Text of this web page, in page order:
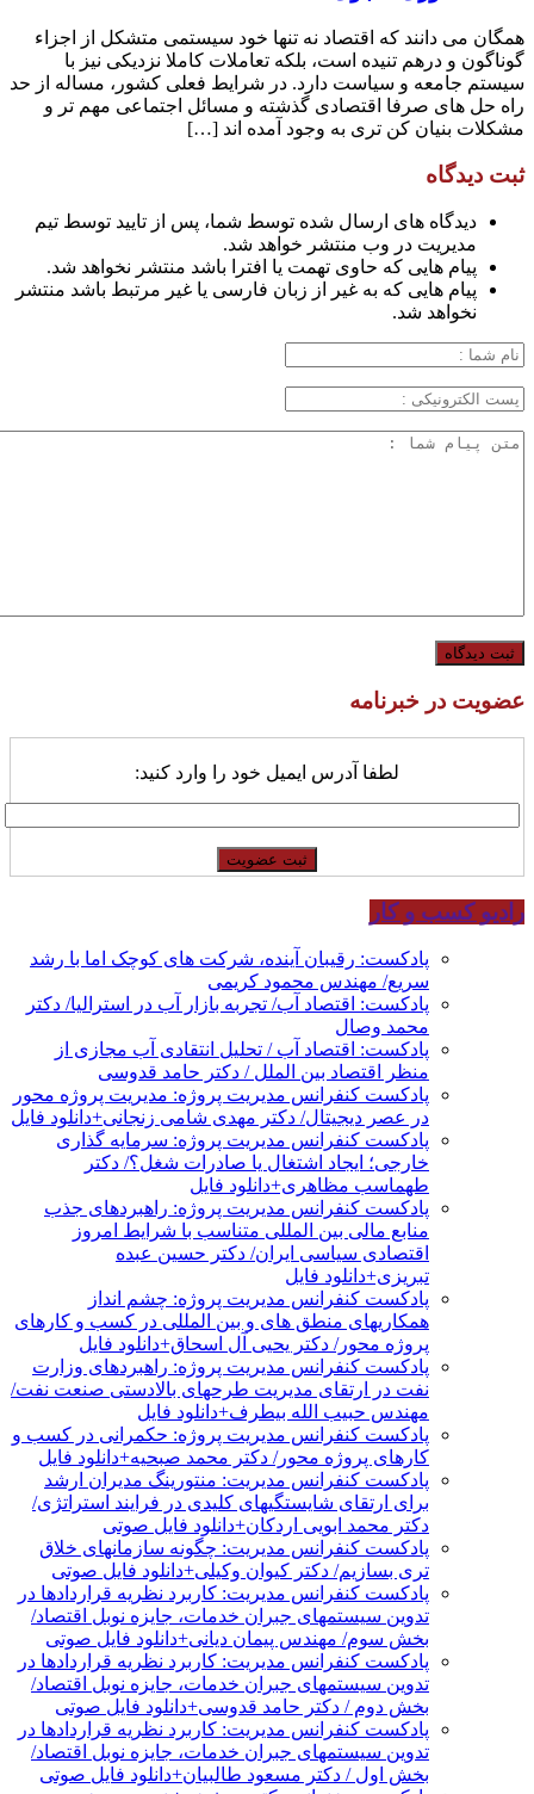
همگان می دانند که اقتصاد نه تنها خود سیستمی متشکل از اجزاء
گوناگون و درهم تنیده است، بلکه تعاملات کاملا نزدیکی نیز با
سیستم جامعه و سیاست دارد. در شرایط فعلی کشور، مساله از حد
راه حل های صرفا اقتصادی گذشته و مسائل اجتماعی مهم تر و
مشکلات بنیان کن تری به وجود آمده اند […]
ثبت دیدگاه
دیدگاه های ارسال شده توسط شما، پس از تایید توسط تیم
مدیریت در وب منتشر خواهد شد.
پیام هایی که حاوی تهمت یا افترا باشد منتشر نخواهد شد.
پیام هایی که به غیر از زبان فارسی یا غیر مرتبط باشد منتشر
نخواهد شد.
عضویت در خبرنامه
لطفا آدرس ایمیل خود را وارد کنید:
رادیو کسب و کار
پادکست: رقیبان آینده، شرکت های کوچک اما با رشد
سریع/ مهندس محمود کریمی
پادکست: اقتصاد آب/ تجربه بازار آب در استرالیا/ دکتر
محمد وصال
پادکست: اقتصاد آب / تحلیل انتقادی آب مجازی از
منظر اقتصاد بین الملل / دکتر حامد قدوسی
پادکست کنفرانس مدیریت پروژه: مدیریت پروژه محور
در عصر دیجیتال/ دکتر مهدی شامی زنجانی+دانلود فایل
پادکست کنفرانس مدیریت پروژه: سرمایه گذاری
خارجی؛ ایجاد اشتغال یا صادرات شغل؟/ دکتر
طهماسب مظاهری+دانلود فایل
پادکست کنفرانس مدیریت پروژه: راهبردهای جذب
منابع مالی بین المللی متناسب با شرایط امروز
اقتصادی سیاسی ایران/ دکتر حسین عبده
تبریزی+دانلود فایل
پادکست کنفرانس مدیریت پروژه: چشم انداز
همکاریهای منطق های و بین المللی در کسب و کارهای
پروژه محور/ دکتر یحیی آل اسحاق+دانلود فایل
پادکست کنفرانس مدیریت پروژه: راهبردهای وزارت
نفت در ارتقای مدیریت طرحهای بالادستی صنعت نفت/
مهندس حبیب الله بیطرف+دانلود فایل
پادکست کنفرانس مدیریت پروژه: حکمرانی در کسب و
کارهای پروژه محور/ دکتر محمد صبحیه+دانلود فایل
پادکست کنفرانس مدیریت: منتورینگ مدیران ارشد
برای ارتقای شایستگیهای کلیدی در فرایند استراتژی/
دکتر محمد ابویی اردکان+دانلود فایل صوتی
پادکست کنفرانس مدیریت: چگونه سازمانهای خلاق
تری بسازیم/ دکتر کیوان وکیلی+دانلود فایل صوتی
پادکست کنفرانس مدیریت: کاربرد نظریه قراردادها در
تدوین سیستمهای جبران خدمات، جایزه نوبل اقتصاد/
بخش سوم/ مهندس پیمان دیانی+دانلود فایل صوتی
پادکست کنفرانس مدیریت: کاربرد نظریه قراردادها در
تدوین سیستمهای جبران خدمات، جایزه نوبل اقتصاد/
بخش دوم / دکتر حامد قدوسی+دانلود فایل صوتی
پادکست کنفرانس مدیریت: کاربرد نظریه قراردادها در
تدوین سیستمهای جبران خدمات، جایزه نوبل اقتصاد/
بخش اول / دکتر مسعود طالبیان+دانلود فایل صوتی